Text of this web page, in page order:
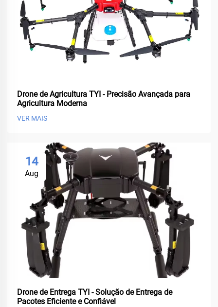
Drone de Agricultura TYI - Precisão Avançada para
Agricultura Moderna
VER MAIS
14
Aug
Drone de Entrega TYI - Solução de Entrega de
Pacotes Eficiente e Confiável